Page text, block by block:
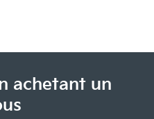
achetant un